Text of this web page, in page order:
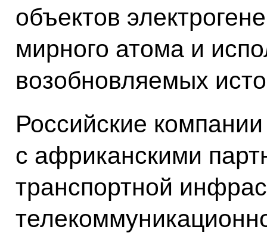
объектов
мирного атома и
возобновляемых
Российские
с африканскими
транспортной